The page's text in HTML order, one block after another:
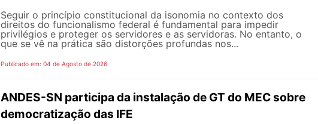
Seguir o princípio constitucional da isonomia no contexto dos
direitos do funcionalismo federal é fundamental para impedir
privilégios e proteger os servidores e as servidoras. No entanto, o
que se vê na prática são distorções profundas nos...
Publicado em: 04 de Agosto de 2026
ANDES-SN participa da instalação de GT do MEC sobre
democratização das IFE